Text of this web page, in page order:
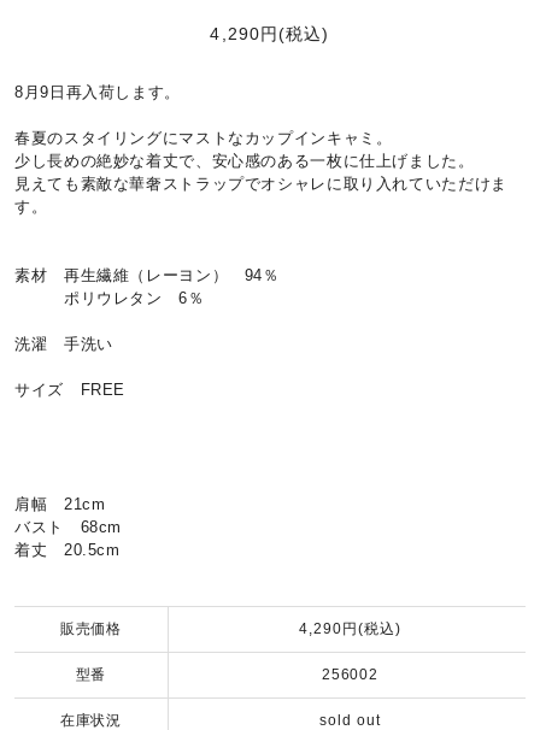
4,290円(税込)
8月9日再入荷します。
春夏のスタイリングにマストなカップインキャミ。
少し長めの絶妙な着丈で、安心感のある一枚に仕上げました。
見えても素敵な華奢ストラップでオシャレに取り入れていただけま
す。
素材 再生繊維（レーヨン） 94％
ポリウレタン 6％
洗濯 手洗い
サイズ FREE
肩幅 21cm
バスト 68cm
着丈 20.5cm
販売価格 4,290円(税込)
型番 256002
在庫状況 sold out